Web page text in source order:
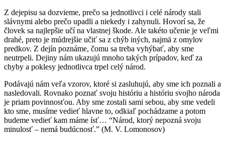
Z dejepisu sa dozvieme, prečo sa jednotlivci i celé národy stali
slávnymi alebo prečo upadli a niekedy i zahynuli. Hovorí sa, že
človek sa najlepšie učí na vlastnej škode. Ale takéto učenie je veľmi
drahé, preto je múdrejšie učiť sa z chýb iných, najmä z omylov
predkov. Z dejín poznáme, čomu sa treba vyhýbať, aby sme
neutrpeli. Dejiny nám ukazujú mnoho takých prípadov, keď za
chyby a poklesy jednotlivca trpel celý národ.
Podávajú nám veľa vzorov, ktoré si zasluhujú, aby sme ich poznali a
nasledovali. Rovnako poznať svoju históriu a históriu svojho národa
je priam povinnosťou. Aby sme zostali sami sebou, aby sme vedeli
kto sme, musíme vedieť hlavne to, odkiaľ pochádzame a potom
budeme vedieť kam máme ísť… “Národ, ktorý nepozná svoju
minulosť – nemá budúcnosť.” (M. V. Lomonosov)